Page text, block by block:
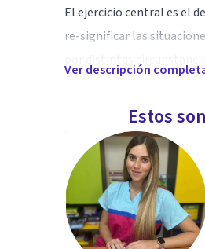
El ejercicio central es el
re-significar las
Presto mis servicios de
Especialidad
*Ansiedad
*Depresión
*Relaciones de pareja
*Pensamientos Suicidas
Ver descripción
Estos